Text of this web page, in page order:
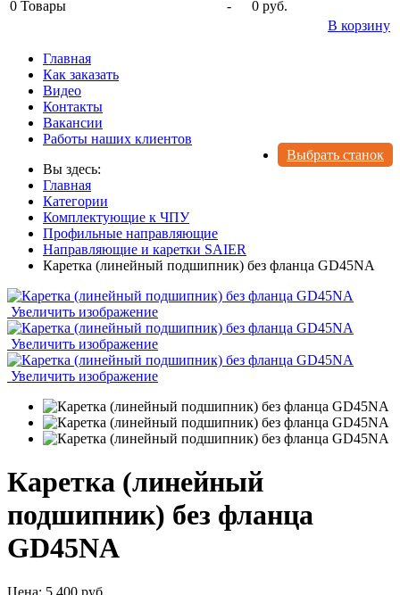
0 Товары -
0 руб.
В корзину
Главная
Как заказать
Видео
Контакты
Вакансии
Работы наших клиентов
Выбрать станок
Вы здесь:
Главная
Категории
Комплектующие к ЧПУ
Профильные направляющие
Направляющие и каретки SAIER
Каретка (линейный подшипник) без фланца GD45NA
Увеличить изображение
Увеличить изображение
Увеличить изображение
Каретка (линейный
подшипник) без фланца
GD45NA
Цена: 5 400 руб.